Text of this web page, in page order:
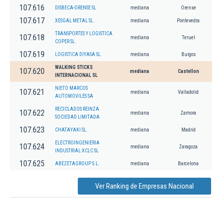
107.616 DISBECA-ORENSE SL mediana Orense
107.617 XESGAL METAL SL. mediana Pontevedra
107.618
TRANSPORTES Y LOGISTICA
COPER SL.
mediana Teruel
107.619 LOGISTICA DIYASA SL. mediana Burgos
107.620
WALKING STICKS
INTERNACIONAL SL
mediana Castellon
107.621
NIETO MARCOS
AUTOMOVILES SA
mediana Valladolid
107.622
RECICLADOS REINZA
SOCIEDAD LIMITADA
mediana Zamora
107.623 CHATAYAKI SL. mediana Madrid
107.624
ELECTROINGENIERIA
INDUSTRIAL XCLC SL
mediana Zaragoza
107.625 ABEZETAGROUP S.L. mediana Barcelona
Ver Ranking de Empresas Nacional